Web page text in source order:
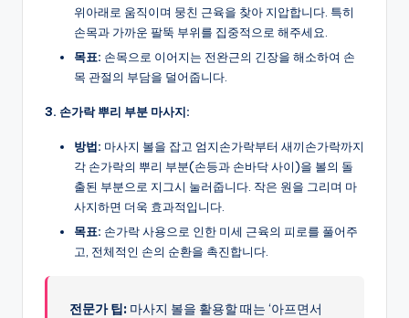
위아래로 움직이며 뭉친 근육을 찾아 지압합니다. 특히
손목과 가까운 팔뚝 부위를 집중적으로 해주세요.
목표: 손목으로 이어지는 전완근의 긴장을 해소하여 손
목 관절의 부담을 덜어줍니다.
3. 손가락 뿌리 부분 마사지:
방법: 마사지 볼을 잡고 엄지손가락부터 새끼손가락까지
각 손가락의 뿌리 부분(손등과 손바닥 사이)을 볼의 돌
출된 부분으로 지그시 눌러줍니다. 작은 원을 그리며 마
사지하면 더욱 효과적입니다.
목표: 손가락 사용으로 인한 미세 근육의 피로를 풀어주
고, 전체적인 손의 순환을 촉진합니다.
전문가 팁: 마사지 볼을 활용할 때는 ‘아프면서